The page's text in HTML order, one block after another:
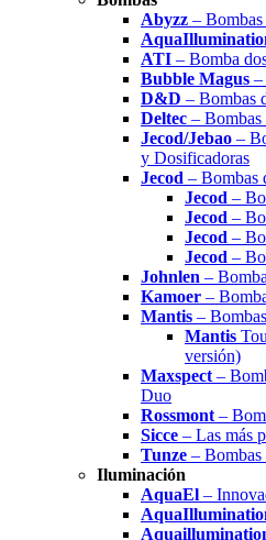
Abyzz –
ATI – Bomba
Bubble Magus –
D&D – Bombas
Deltec –
Jecod/Jebao –
y Dosificadoras
Jecod – Bombas
Jecod –
Jecod –
Jecod –
Jecod –
Johnlen –
Kamoer –
Mantis –
Mantis
versión)
Maxspect –
Duo
Rossmont –
Sicce – Las más
Tunze –
Iluminación
AquaEl –